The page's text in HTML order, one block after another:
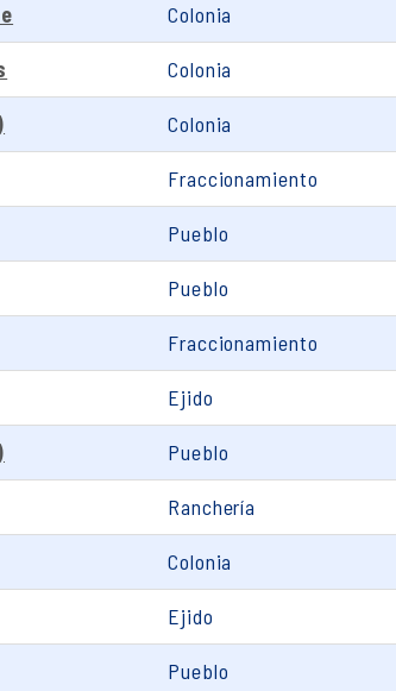
Colonia
Colonia
Colonia
Fraccionamiento
Pueblo
Pueblo
Fraccionamiento
Ejido
Pueblo
Ranchería
Colonia
Ejido
Pueblo